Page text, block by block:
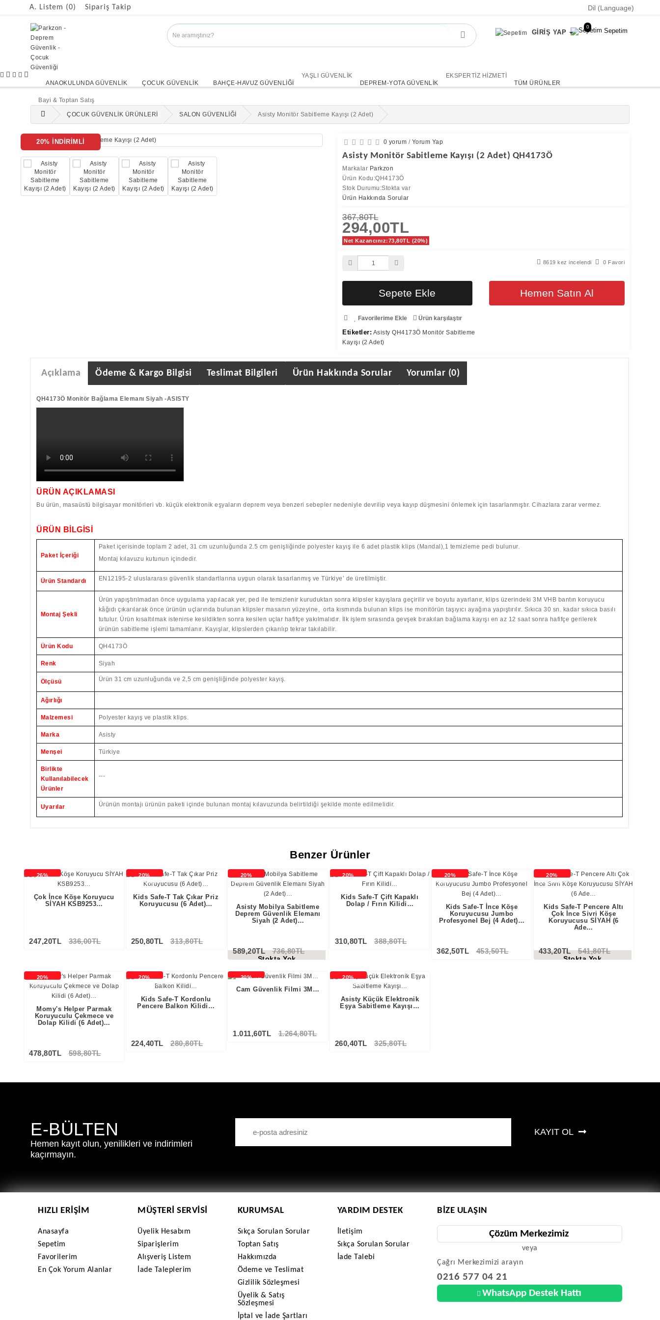
Dil (Language)
A. Listem (0) Sipariş Takip
0
Sepetim
GİRİŞ YAP
ANAOKULUNDA GÜVENLİK ÇOCUK GÜVENLİK BAHÇE-HAVUZ GÜVENLİĞİ
YAŞLI GÜVENLİK
DEPREM-YOTA GÜVENLİK
EKSPERTİZ HİZMETİ
TÜM ÜRÜNLER
Bayi & Toptan Satış
ÇOCUK GÜVENLİK ÜRÜNLERİ SALON GÜVENLİĞİ Asisty Monitör Sabitleme Kayışı (2 Adet)
20% İNDİRİMLİ 0 yorum / Yorum Yap
Asisty Monitör Sabitleme Kayışı (2 Adet) QH4173Ö
Markalar Parkzon
Ürün Kodu:QH4173Ö
Stok Durumu:Stokta var
Ürün Hakkında Sorular
367,80TL
294,00TL
Net Kazancınız:73,80TL (20%)
8619 kez incelendi 0 Favori
Sepete Ekle Hemen Satın Al
Favorilerime Ekle Ürün karşılaştır
Etiketler: Asisty QH4173Ö Monitör Sabitleme
Kayışı (2 Adet)
Açıklama Ödeme & Kargo Bilgisi Teslimat Bilgileri Ürün Hakkında Sorular Yorumlar (0)
QH4173Ö Monitör Bağlama Elemanı Siyah -ASISTY
ÜRÜN AÇIKLAMASI
Bu ürün, masaüstü bilgisayar monitörleri vb. küçük elektronik eşyaların deprem veya benzeri sebepler nedeniyle devrilip veya kayıp düşmesini önlemek için tasarlanmıştır. Cihazlara zarar vermez.
ÜRÜN BİLGİSİ
Paket İçeriği
Paket içerisinde toplam 2 adet, 31 cm uzunluğunda 2.5 cm genişliğinde polyester kayış ile 6 adet plastik klips (Mandal),1 temizleme pedi bulunur.
Montaj kılavuzu kutunun içindedir.
Ürün Standardı EN12195-2 uluslararası güvenlik standartlarına uygun olarak tasarlanmış ve Türkiye’ de üretilmiştir.
Montaj Şekli
Ürün yapıştırılmadan önce uygulama yapılacak yer, ped ile temizlenir kuruduktan sonra klipsler kayışlara geçirilir ve boyutu ayarlanır, klips üzerindeki 3M VHB bantın koruyucu
kâğıdı çıkarılarak önce ürünün uçlarında bulunan klipsler masanın yüzeyine, orta kısmında bulunan klips ise monitörün taşıyıcı ayağına yapıştırılır. Sıkıca 30 sn. kadar sıkıca basılı
tutulur. Ürün kısaltılmak istenirse kesildikten sonra kesilen uçlar hafifçe yakılmalıdır. İlk işlem sırasında gevşek bırakılan bağlama kayışı en az 12 saat sonra hafifçe gerilerek
ürünün sabitleme işlemi tamamlanır. Kayışlar, klipslerden çıkarılıp tekrar takılabilir.
Ürün Kodu QH4173Ö
Renk Siyah
Ölçüsü Ürün 31 cm uzunluğunda ve 2,5 cm genişliğinde polyester kayış.
Ağırlığı
Malzemesi Polyester kayış ve plastik klips.
Marka Asisty
Menşei Türkiye
Birlikte
Kullanılabilecek
Ürünler
---
Uyarılar Ürünün montajı ürünün paketi içinde bulunan montaj kılavuzunda belirtildiği şekilde monte edilmelidir.
Benzer Ürünler
26%
Çok İnce Köşe Koruyucu
SİYAH KSB9253…
247,20TL 336,00TL
20%
İNDİRİMLİ
Kids Safe-T Tak Çıkar Priz
Koruyucusu (6 Adet)…
250,80TL 313,80TL
20%
İNDİRİMLİ
Stokta Yok
Asisty Mobilya Sabitleme
Deprem Güvenlik Elemanı
Siyah (2 Adet)…
589,20TL 736,80TL
20%
Kids Safe-T Çift Kapaklı
Dolap / Fırın Kilidi…
310,80TL 388,80TL
20%
İNDİRİMLİ
Kids Safe-T İnce Köşe
Koruyucusu Jumbo
Profesyonel Bej (4 Adet)…
362,50TL 453,50TL
20%
İNDİRİMLİ
Stokta Yok
Kids Safe-T Pencere Altı
Çok İnce Sivri Köşe
Koruyucusu SİYAH (6
Ade…
433,20TL 541,80TL
20%
İNDİRİMLİ
Momy's Helper Parmak
Koruyuculu Çekmece ve
Dolap Kilidi (6 Adet)…
478,80TL 598,80TL
20%
İNDİRİMLİ
Kids Safe-T Kordonlu
Pencere Balkon Kilidi…
224,40TL 280,80TL
20%
Cam Güvenlik Filmi 3M…
1.011,60TL 1.264,80TL
20%
İNDİRİMLİ
Asisty Küçük Elektronik
Eşya Sabitleme Kayışı…
260,40TL 325,80TL
E-BÜLTEN
Hemen kayıt olun, yenilikleri ve indirimleri
kaçırmayın.
KAYIT OL
HIZLI ERIŞIM
Anasayfa
Sepetim
Favorilerim
En Çok Yorum Alanlar
MÜŞTERI SERVISI
Üyelik Hesabım
Siparişlerim
Alışveriş Listem
İade Taleplerim
KURUMSAL
Sıkça Sorulan Sorular
Toptan Satış
Hakkımızda
Ödeme ve Teslimat
Gizlilik Sözleşmesi
Üyelik & Satış
Sözleşmesi
İptal ve İade Şartları
YARDIM DESTEK
İletişim
Sıkça Sorulan Sorular
İade Talebi
BIZE ULAŞIN
Çözüm Merkezimiz
veya
Çağrı Merkezimizi arayın
0216 577 04 21
WhatsApp Destek Hattı